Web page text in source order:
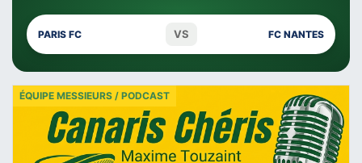
PARIS FC VS FC NANTES
ÉQUIPE MESSIEURS / PODCAST